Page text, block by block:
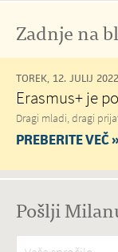
Zadnje na
TOREK, 12. JULIJ 2022
Erasmus+ je
Dragi mladi, dragi
PREBERITE VEČ
Pošlji
Vaše spročilo*